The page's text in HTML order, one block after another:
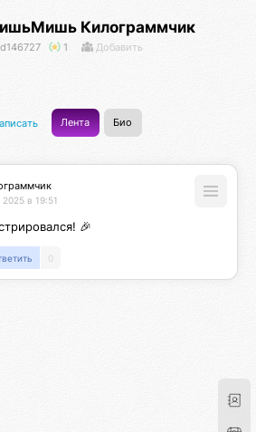
Килограммчик
1 Добавить
Лента Био
2025 в 19:51
🎉
0